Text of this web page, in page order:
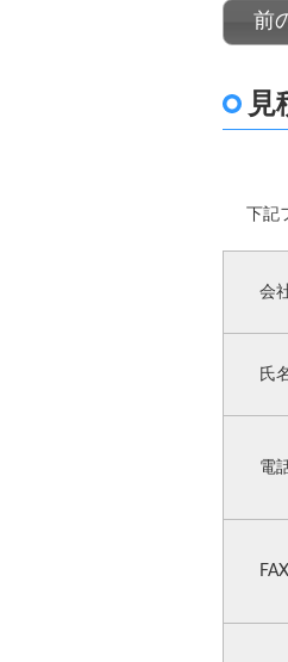
前
見
下
会
氏
電